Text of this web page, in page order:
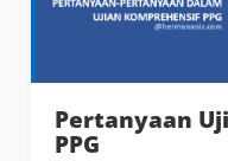
Pertanyaan
PPG